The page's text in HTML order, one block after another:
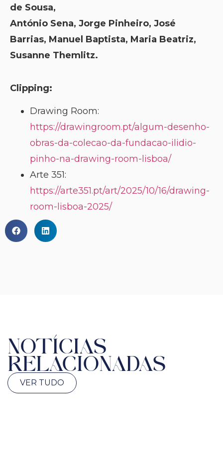
de Sousa,
António Sena, Jorge Pinheiro, José
Barrias, Manuel Baptista, Maria Beatriz,
Susanne Themlitz.
Clipping:
Drawing Room:
https://drawingroom.pt/algum-desenho-
obras-da-colecao-da-fundacao-ilidio-
pinho-na-drawing-room-lisboa/
Arte 351:
https://arte351.pt/art/2025/10/16/drawing-
room-lisboa-2025/
NOTÍCIAS
RELACIONADAS
VER TUDO